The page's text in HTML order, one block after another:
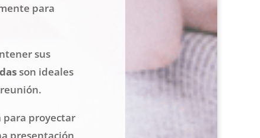
para
sus
son ideales
proyectar